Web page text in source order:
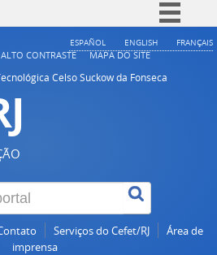
Simplifique!
ESPAÑOL ENGLISH FRANÇAIS
ALTO CONTRASTE
MAPA DO SITE
Celso Suckow da Fonseca
Serviços do Cefet/RJ
Área de
imprensa